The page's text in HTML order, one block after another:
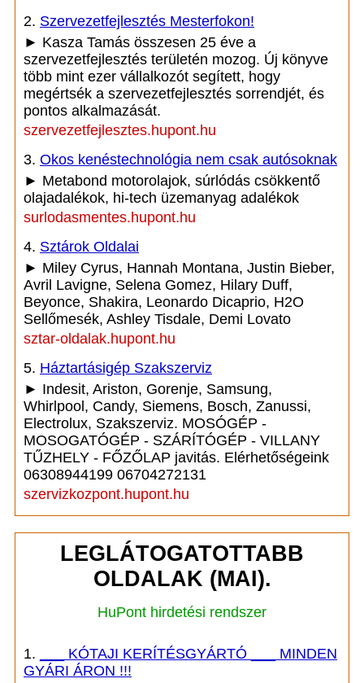
2. Szervezetfejlesztés Mesterfokon!
► Kasza Tamás összesen 25 éve a
szervezetfejlesztés területén mozog. Új könyve
több mint ezer vállalkozót segített, hogy
megértsék a szervezetfejlesztés sorrendjét, és
pontos alkalmazását.
szervezetfejlesztes.hupont.hu
3. Okos kenéstechnológia nem csak autósoknak
► Metabond motorolajok, súrlódás csökkentő
olajadalékok, hi-tech üzemanyag adalékok
surlodasmentes.hupont.hu
4. Sztárok Oldalai
► Miley Cyrus, Hannah Montana, Justin Bieber,
Avril Lavigne, Selena Gomez, Hilary Duff,
Beyonce, Shakira, Leonardo Dicaprio, H2O
Sellőmesék, Ashley Tisdale, Demi Lovato
sztar-oldalak.hupont.hu
5. Háztartásigép Szakszerviz
► Indesit, Ariston, Gorenje, Samsung,
Whirlpool, Candy, Siemens, Bosch, Zanussi,
Electrolux, Szakszerviz. MOSÓGÉP -
MOSOGATÓGÉP - SZÁRÍTÓGÉP - VILLANY
TŰZHELY - FŐZŐLAP javitás. Elérhetőségeink
06308944199 06704272131
szervizkozpont.hupont.hu
LEGLÁTOGATOTTABB
OLDALAK (MAI).
HuPont hirdetési rendszer
1.
___ KÓTAJI KERÍTÉSGYÁRTÓ ___ MINDEN
GYÁRI ÁRON !!!